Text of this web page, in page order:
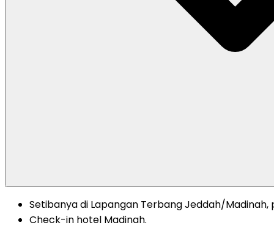
Setibanya di Lapangan Terbang Jeddah/
Check-in hotel Madinah.